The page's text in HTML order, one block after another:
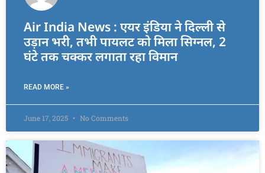
Air India News : एयर इंडिया ने दिल्ली से
उड़ान भरी, तभी पायलट को मिला सिग्नल, 2
घंटे तक चक्कर लगाता रहा विमान
READ MORE »
June 17, 2025 No Comments